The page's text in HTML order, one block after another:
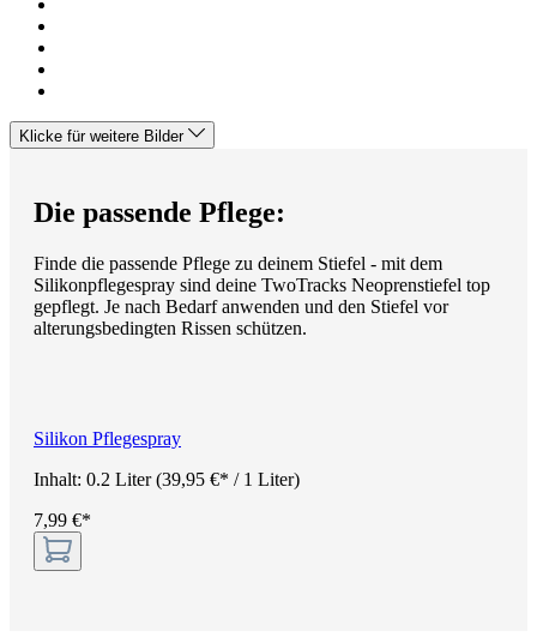
Klicke für weitere Bilder
Die passende Pflege:
Finde die passende Pflege zu deinem Stiefel - mit dem
Silikonpflegespray sind deine TwoTracks Neoprenstiefel top
gepflegt. Je nach Bedarf anwenden und den Stiefel vor
alterungsbedingten Rissen schützen.
Silikon Pflegespray
Inhalt: 0.2 Liter(39,95 €* / 1 Liter)
7,99 €*